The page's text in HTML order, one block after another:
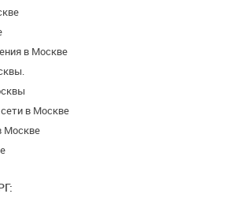
в Москве
в Москве
Москве